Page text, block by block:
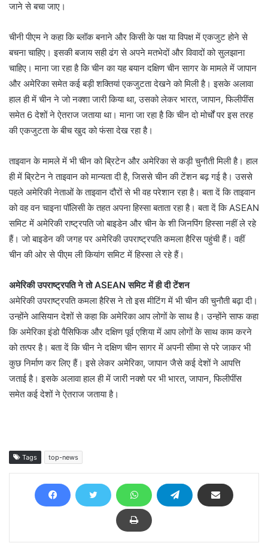
जाने से बचा जाए।
चीनी पीएम ने कहा कि ब्लॉक बनाने और किसी के पक्ष या विपक्ष में एकजुट होने से
बचना चाहिए। इसकी बजाय सही ढंग से अपने मतभेदों और विवादों को सुलझाना
चाहिए। माना जा रहा है कि चीन का यह बयान दक्षिण चीन सागर के मामले में जापान
और अमेरिका समेत कई बड़ी शक्तियां एकजुटता देखने को मिली है। इसके अलावा
हाल ही में चीन ने जो नक्शा जारी किया था, उसको लेकर भारत, जापान, फिलीपींस
समेत 6 देशों ने ऐतराज जताया था। माना जा रहा है कि चीन दो मोर्चों पर इस तरह
की एकजुटता के बीच खुद को फंसा देख रहा है।
ताइवान के मामले में भी चीन को ब्रिटेन और अमेरिका से कड़ी चुनौती मिली है। हाल
ही में ब्रिटेन ने ताइवान को मान्यता दी है, जिससे चीन की टेंशन बढ़ गई है। उससे
पहले अमेरिकी नेताओं के ताइवान दौरों से भी वह परेशान रहा है। बता दें कि ताइवान
को वह वन चाइना पॉलिसी के तहत अपना हिस्सा बताता रहा है। बता दें कि ASEAN
समिट में अमेरिकी राष्ट्रपति जो बाइडेन और चीन के शी जिनपिंग हिस्सा नहीं ले रहे
हैं। जो बाइडेन की जगह पर अमेरिकी उपराष्ट्रपति कमला हैरिस पहुंची हैं। वहीं
चीन की ओर से पीएम ली कियांग समिट में हिस्सा ले रहे हैं।
अमेरिकी उपराष्ट्रपति ने तो ASEAN समिट में ही दी टेंशन
अमेरिकी उपराष्ट्रपति कमला हैरिस ने तो इस मीटिंग में भी चीन की चुनौती बढ़ा दी।
उन्होंने आसियान देशों से कहा कि अमेरिका आप लोगों के साथ है। उन्होंने साफ कहा
कि अमेरिका इंडो पैसिफिक और दक्षिण पूर्व एशिया में आप लोगों के साथ काम करने
को तत्पर है। बता दें कि चीन ने दक्षिण चीन सागर में अपनी सीमा से परे जाकर भी
कुछ निर्माण कर लिए हैं। इसे लेकर अमेरिका, जापान जैसे कई देशों ने आपत्ति
जताई है। इसके अलावा हाल ही में जारी नक्शे पर भी भारत, जापान, फिलीपींस
समेत कई देशों ने ऐतराज जताया है।
Tags top-news